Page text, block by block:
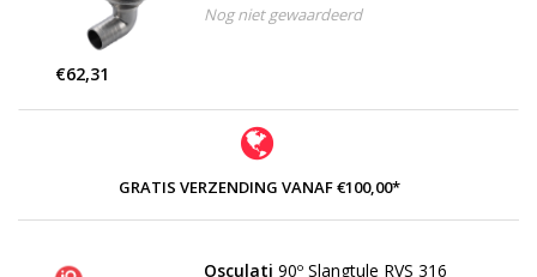
Nog niet gewaardeerd
€62,31
GRATIS VERZENDING VANAF €100,00*
Osculati 90º Slangtule RVS 316